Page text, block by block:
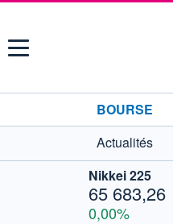
Menu
BOURSE
Actualités
Nikkei 225
65 683,26
0,00%